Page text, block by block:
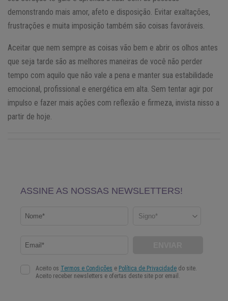
demonstrando mais amor, afeto e disposição. Evitar exaltações,
frustrações e muita imposição também são coisas favoráveis.
Aceitar que nem sempre as coisas vão bem e abrir os olhos antes
que seja tarde são as melhores maneiras de você não perder
tempo com aquilo que não vale a pena e manter sua estabilidade
emocional, profissional e energética em alta. Sem tentar agir por
impulso e fazer mais ações com reflexão e firmeza, invista nisso a
partir de hoje.